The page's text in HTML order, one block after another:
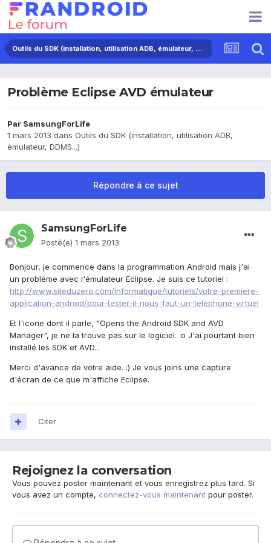
Outils du SDK (installation, utilisation ADB, émulateur, DDMS...)
Problème Eclipse AVD émulateur
Par SamsungForLife
1 mars 2013 dans Outils du SDK (installation, utilisation ADB,
émulateur, DDMS...)
Répondre à ce sujet
SamsungForLife
Posté(e) 1 mars 2013
Bonjour, je commence dans la programmation Android mais j'ai
un problème avec l'émulateur Eclipse. Je suis ce tutoriel :
http://www.siteduzero.com/informatique/tutoriels/votre-premiere-
application-android/pour-tester-il-nous-faut-un-telephone-virtuel
Et l'icone dont il parle, "Opens the Android SDK and AVD
Manager", je ne la trouve pas sur le logiciel. :o J'ai pourtant bien
installé les SDK et AVD...
Merci d'avance de votre aide. :) Je vous joins une capture
d'écran de ce que m'affiche Eclipse.
Citer
Rejoignez la conversation
Vous pouvez poster maintenant et vous enregistrez plus tard. Si
vous avez un compte, connectez-vous maintenant pour poster.